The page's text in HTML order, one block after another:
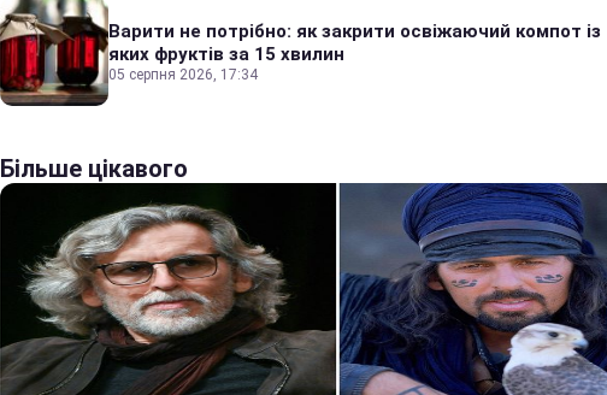
Варити не потрібно: як закрити освіжаючий компот
яких фруктів за 15 хвилин
05 серпня 2026, 17:34
Більше цікавого